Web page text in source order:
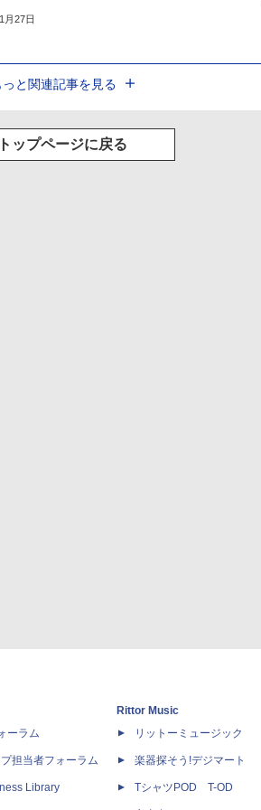
月27日
と関連記事を見る
ップページに戻る
ーラム
担当者フォーラム
Library
Rittor Music
リットーミュージック
楽器探そう!デジマート
TシャツPOD T-OD